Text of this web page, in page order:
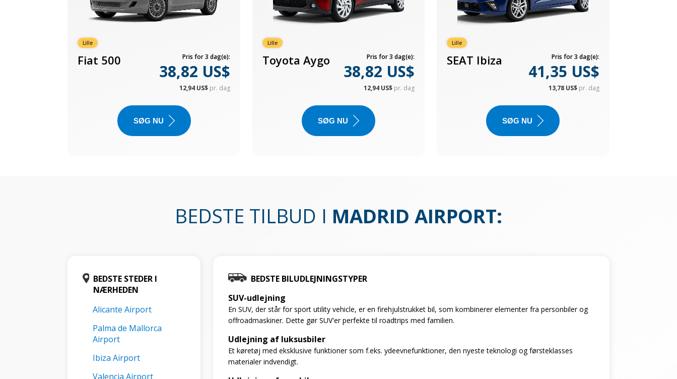
Lille
Fiat 500 Pris for 3 dag(e):
38,82 US$
12,94 US$ pr. dag
SØG NU
Lille
Toyota Aygo Pris for 3 dag(e):
38,82 US$
12,94 US$ pr. dag
SØG NU
Lille
SEAT Ibiza Pris for 3 dag(e):
41,35 US$
13,78 US$ pr. dag
SØG NU
BEDSTE TILBUD I MADRID AIRPORT:
BEDSTE STEDER I
NÆRHEDEN
Alicante Airport
Palma de Mallorca
Airport
Ibiza Airport
Valencia Airport
BEDSTE BILUDLEJNINGSTYPER
SUV-udlejning
En SUV, der står for sport utility vehicle, er en firehjulstrukket bil, som kombinerer elementer fra personbiler og
offroadmaskiner. Dette gør SUV'er perfekte til roadtrips med familien.
Udlejning af luksusbiler
Et køretøj med eksklusive funktioner som f.eks. ydeevnefunktioner, den nyeste teknologi og førsteklasses
materialer indvendigt.